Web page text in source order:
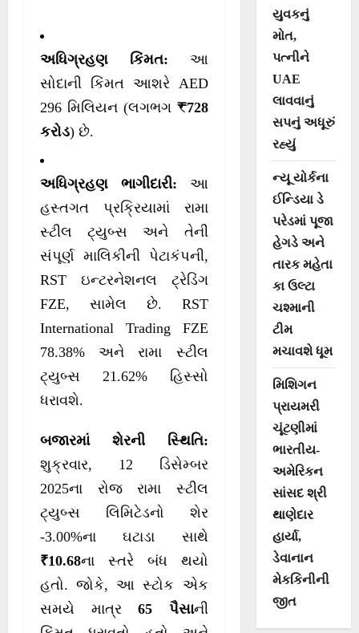
અધિગ્રહણ કિંમત: આ
સોદાની કિંમત આશરે AED
296 મિલિયન (લગભગ ₹728
કરોડ) છે.
અધિગ્રહણ ભાગીદારી: આ
હસ્તગત પ્રક્રિયામાં રામા
સ્ટીલ ટ્યુબ્સ અને તેની
સંપૂર્ણ માલિકીની પેટાકંપની,
RST ઇન્ટરનેશનલ ટ્રેડિંગ
FZE, સામેલ છે. RST
International Trading FZE
78.38% અને રામા સ્ટીલ
ટ્યુબ્સ 21.62% હિસ્સો
ધરાવશે.
બજારમાં શેરની સ્થિતિ:
શુક્રવાર, 12 ડિસેમ્બર
2025ના રોજ રામા સ્ટીલ
ટ્યુબ્સ લિમિટેડનો શેર
-3.00%ના ઘટાડા સાથે
₹10.68ના સ્તરે બંધ થયો
હતો. જોકે, આ સ્ટોક એક
સમયે માત્ર65 પૈસાની
યુવકનું
મોત,
પત્નીને
UAE
લાવવાનું
સપનું અધૂરું
રહ્યું
ન્યૂ યોર્કના
ઈન્ડિયા ડે
પરેડમાં પૂજા
હેગડે અને
તારક મહેતા
કા ઉલ્ટા
ચશ્માની
ટીમ
મચાવશે ધૂમ
મિશિગન
પ્રાયમરી
ચૂંટણીમાં
ભારતીય-
અમેરિકન
સાંસદ શ્રી
થાણેદાર
હાર્યા,
ડેવાનાન
મેકકિનીની
જીત